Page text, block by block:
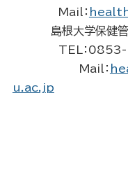
Mail：
島根大学保健管理
TEL：0853-
Mail：
u.ac.jp